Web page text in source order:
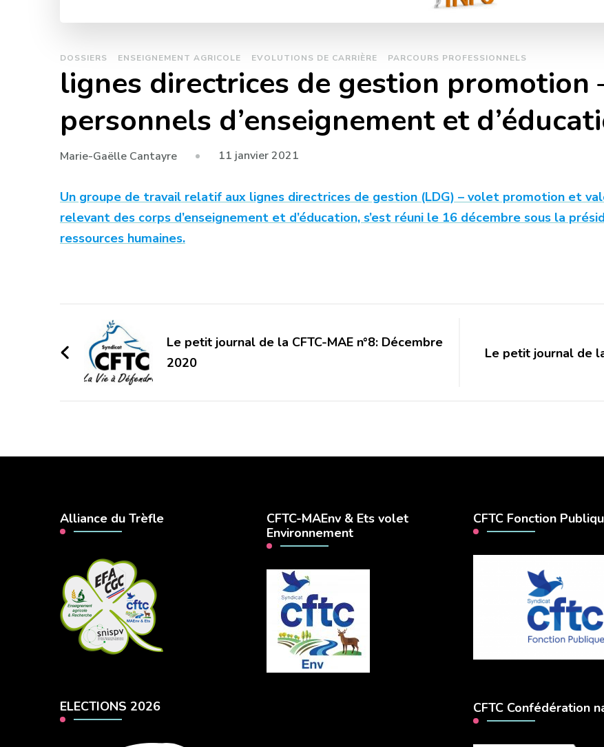
DOSSIERS ENSEIGNEMENT AGRICOLE EVOLUTIONS DE CARRIÈRE PARCOURS PROFESSIONNELS
lignes directrices de gestion promotion
personnels d’enseignement et
Marie-Gaëlle Cantayre 11 janvier 2021
Un groupe de travail relatif aux lignes directrices de gestion (LDG) – volet promotion et
relevant des corps d’enseignement et d’éducation, s’est réuni le 16 décembre sous la
ressources humaines.
Navigation
d'article
Le petit journal de la CFTC-MAE n°8: Décembre
2020
Le petit journal de
Alliance du Trèfle
ELECTIONS 2026
CFTC-MAEnv & Ets volet
Environnement
CFTC Fonction
CFTC Confédération